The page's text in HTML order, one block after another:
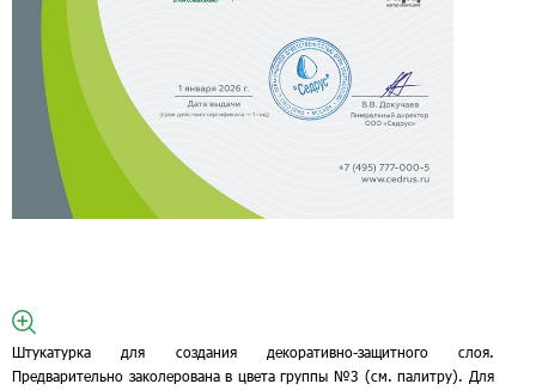
Штукатурка для создания декоративно-защитного слоя.
Предварительно заколерована в цвета группы №3 (см. палитру). Для